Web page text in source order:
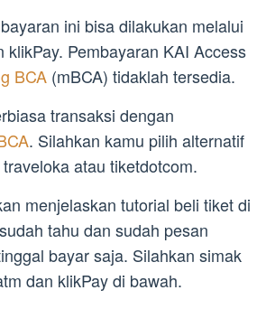
ini bisa dilakukan melalui
klikPay. Pembayaran KAI Access
BCA (mBCA) tidaklah tersedia.
transaksi dengan
. Silahkan kamu pilih alternatif
atau tiketdotcom.
menjelaskan tutorial beli tiket di
tahu dan sudah pesan
bayar saja. Silahkan simak
dan klikPay di bawah.